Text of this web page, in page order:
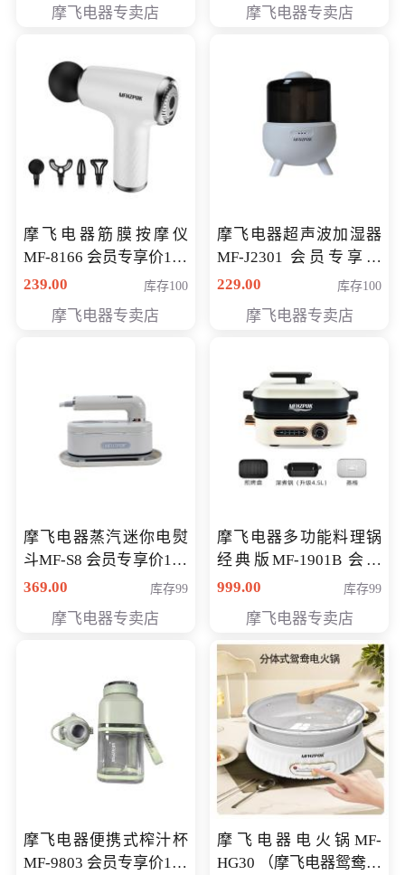
摩飞电器专卖店 摩飞电器专卖店
摩飞电器筋膜按摩仪
MF-8166 会员专享价168
元
239.00 库存100
摩飞电器专卖店
摩飞电器超声波加湿器
MF-J2301 会员专享价
168元
229.00 库存100
摩飞电器专卖店
摩飞电器蒸汽迷你电熨
斗MF-S8 会员专享价168
元
369.00 库存99
摩飞电器专卖店
摩飞电器多功能料理锅
经典版MF-1901B 会员
专享价399元
999.00 库存99
摩飞电器专卖店
摩飞电器便携式榨汁杯
MF-9803 会员专享价138
摩飞电器电火锅MF-
HG30 （摩飞电器鸳鸯锅